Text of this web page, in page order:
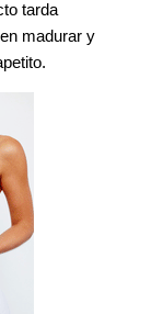
tarda
madurar y